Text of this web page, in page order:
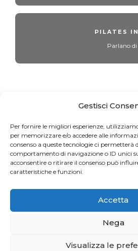
Gestisci
Per fornire le migliori esperienze,
per memorizzare e/o accedere alle
consenso a queste tecnologie ci permetterà
comportamento di navigazione o ID unici
acconsentire o ritirare il consenso può
caratteristiche e funzioni.
Accetta
Nega
Visualizza le
PILATES
Parlano di
Articoli recenti
Una sfida per gli
La storia del mese.
Profumo di Hundred